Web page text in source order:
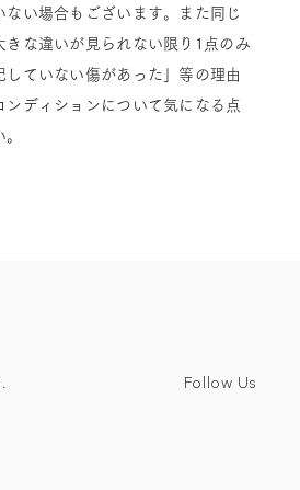
い場合もございます。また同じ
な違いが見られない限り1点のみ
ていない傷があった」等の理由
ディションについて気になる点
Follow Us